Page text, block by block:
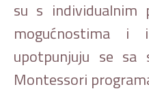
su s individualnim
mogućnostima i
upotpunjuju se sa
Montessori